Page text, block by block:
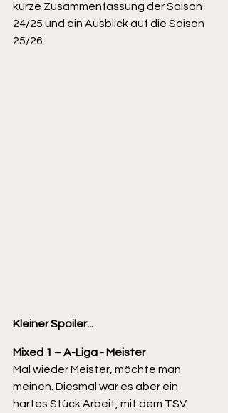
kurze Zusammenfassung der Saison
24/25 und ein Ausblick auf die Saison
25/26.
Kleiner Spoiler...
Mixed 1 – A-Liga - Meister
Mal wieder Meister, möchte man
meinen. Diesmal war es aber ein
hartes Stück Arbeit, mit dem TSV